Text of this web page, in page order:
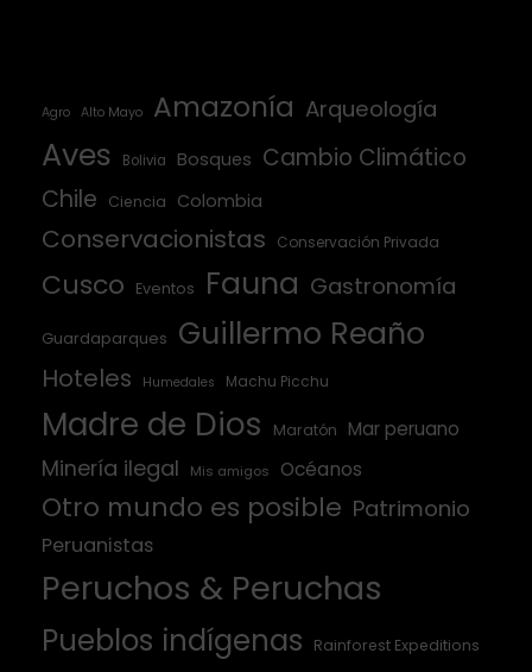
Agro Alto Mayo Amazonía Arqueología
Aves Bolivia Bosques Cambio Climático
Chile
Ciencia Colombia
Conservacionistas Conservación Privada
Cusco Eventos Fauna Gastronomía
Guardaparques Guillermo Reaño
Hoteles Humedales Machu Picchu
Madre de Dios Maratón Mar peruano
Minería ilegal Mis amigos Océanos
Otro mundo es posible Patrimonio
Peruanistas
Peruchos & Peruchas
Pueblos indígenas Rainforest Expeditions